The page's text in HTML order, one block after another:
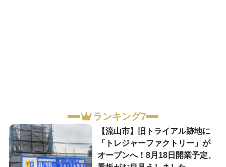
ランキング7
【流山市】旧トライアル跡地に
「トレジャーファクトリー」が
オープンへ！8月18日開業予定、